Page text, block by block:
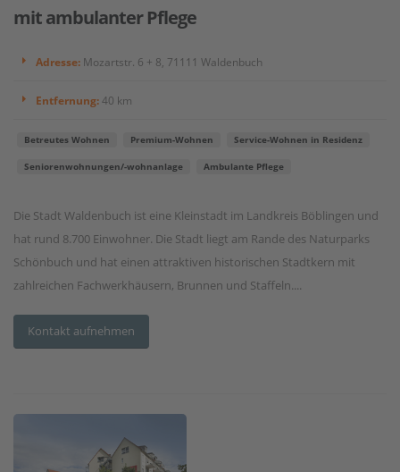
mit ambulanter Pflege
Adresse: Mozartstr. 6 + 8, 71111 Waldenbuch
Entfernung:40 km
Betreutes Wohnen Premium-Wohnen Service-Wohnen in Residenz
Seniorenwohnungen/-wohnanlage Ambulante Pflege
Die Stadt Waldenbuch ist eine Kleinstadt im Landkreis Böblingen und
hat rund 8.700 Einwohner. Die Stadt liegt am Rande des Naturparks
Schönbuch und hat einen attraktiven historischen Stadtkern mit
zahlreichen Fachwerkhäusern, Brunnen und Staffeln....
Kontakt aufnehmen